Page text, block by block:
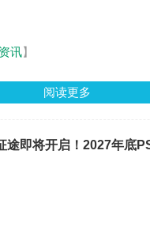
资讯】
阅读更多
途即将开启！2027年底